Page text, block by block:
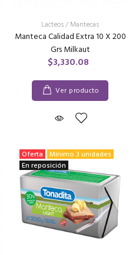
Lacteos/ Mantecas
Manteca Calidad Extra 10 X 200
Grs Milkaut
$3,330.08
Ver producto
Oferta Mínimo 3 unidades
En reposición